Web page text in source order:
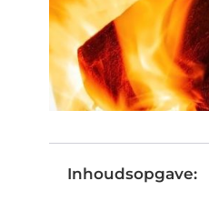
Inhoudsopgave: